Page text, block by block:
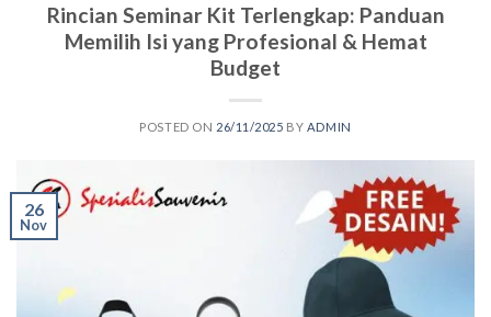
Rincian Seminar Kit Terlengkap: Panduan
Memilih Isi yang Profesional & Hemat
Budget
POSTED ON 26/11/2025 BY ADMIN
26
Nov